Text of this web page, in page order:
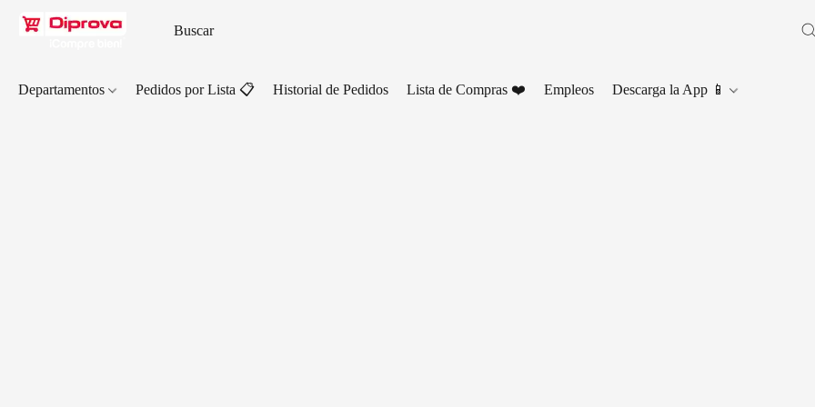
Departamentos Pedidos por Lista 📋 Historial de Pedidos Lista de Compras ❤️ Empleos Descarga la App 📱